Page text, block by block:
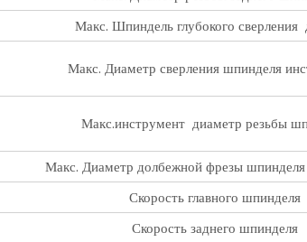
Макс. Шпиндель глубокого сверления
Макс. Диаметр сверления шпинделя
Макс.инструмент диаметр резьбы
Макс. Диаметр долбежной фрезы шпинделя
Скорость главного шпинделя
Скорость заднего шпинделя